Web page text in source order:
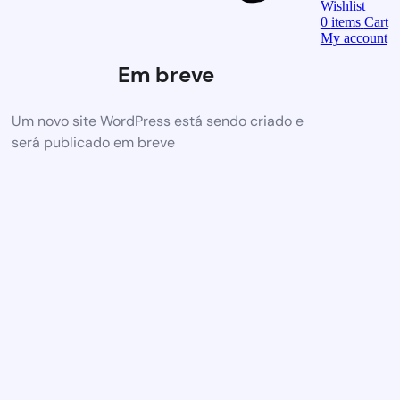
Em breve
Um novo site WordPress está sendo criado e
será publicado em breve
Wishlist
0 items Cart
My account